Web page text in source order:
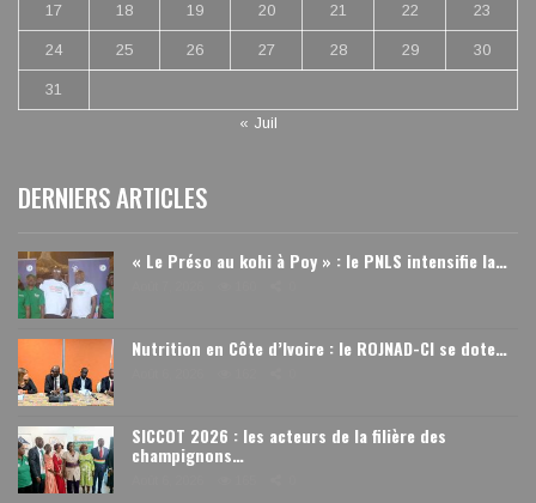
17 18 19 20 21 22 23
24 25 26 27 28 29 30
31
« Juil
DERNIERS ARTICLES
« Le Préso au kohi à Poy » : le PNLS intensifie la…
Nutrition en Côte d’Ivoire : le ROJNAD-CI se dote…
SICCOT 2026 : les acteurs de la filière des
champignons…